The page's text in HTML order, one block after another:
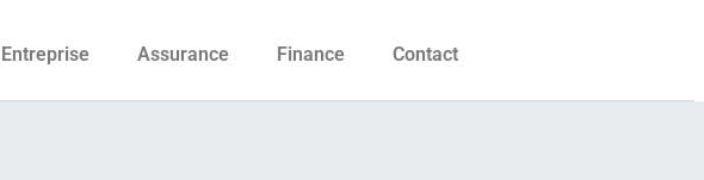
Entreprise Assurance Finance Contact